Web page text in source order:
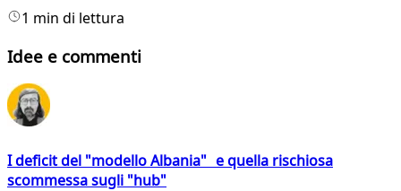
1 min di lettura
Idee e commenti
I deficit del "modello Albania" e quella rischiosa
scommessa sugli "hub"